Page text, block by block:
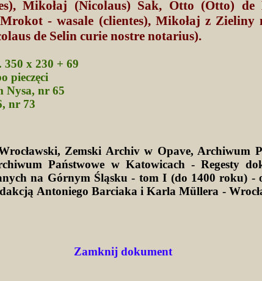
Mikołaj (Nicolaus) Sak, Otto (Otto) de
- wasale (clientes), Mikołaj z Zieliny
de Selin curie nostre notarius).
350 x 230 + 69
pieczęci
Nysa, nr 65
nr 73
Zemski Archiv w Opave, Archiwum
Państwowe w Katowicach - Regesty
na Górnym Śląsku - tom I (do 1400 roku) -
Antoniego Barciaka i Karla Müllera -
Zamknij dokument